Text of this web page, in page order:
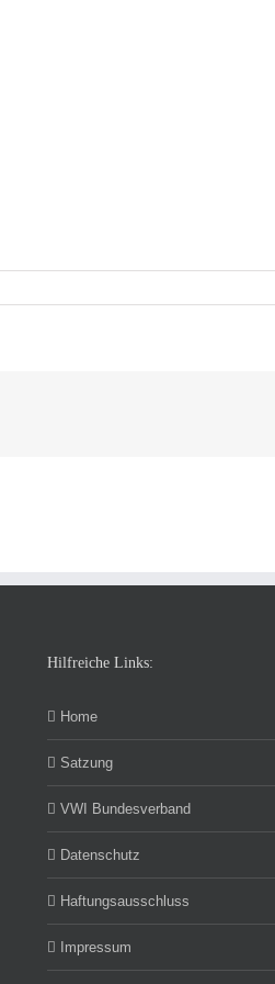
Hilfreiche Links:
Home
Satzung
VWI Bundesverband
Datenschutz
Haftungsausschluss
Impressum